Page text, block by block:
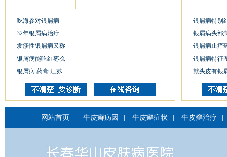
吃海参对银屑病
32年银屑病治疗
发疹性银屑病又称
银屑病能吃红枣么
银屑病 药膏 江苏
银屑病特别
银屑病头部
银屑病止痒
银屑病特征
就头皮有银
网站首页 牛皮癣病因 牛皮癣症状 牛皮癣治疗